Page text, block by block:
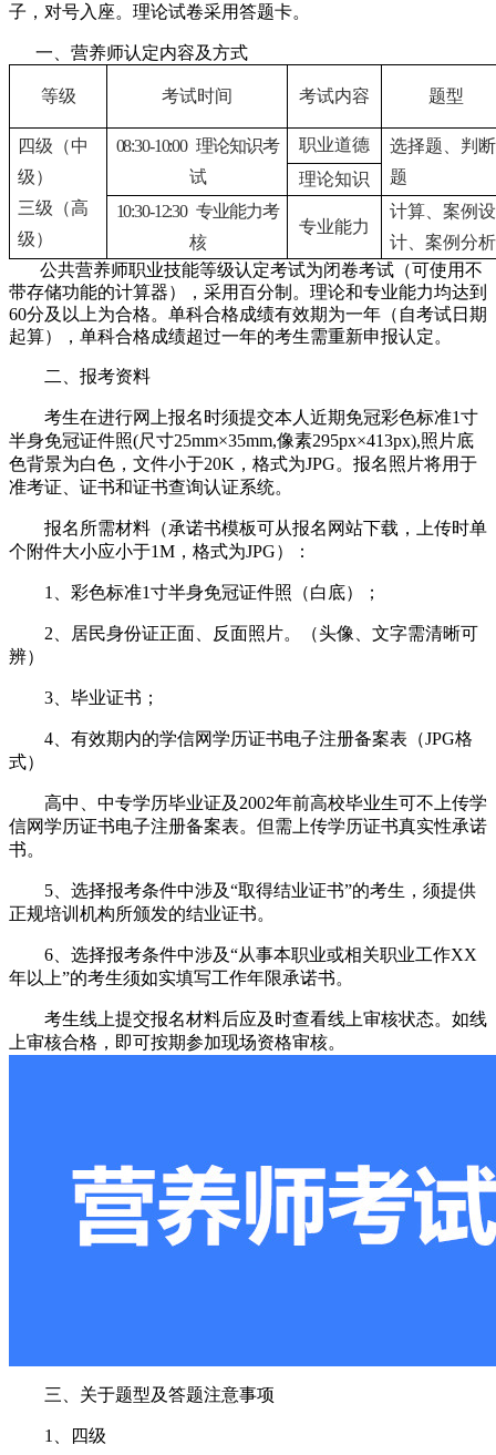
子，对号入座。理论试卷采用答题卡。
一、营养师认定内容及方式
等级 考试时间 考试内容 题型
四级（中
级）
三级（高
级）
08:30-10:00 理论知识考
试
职业道德
选择题、判断
题
理论知识
10:30-12:30 专业能力考
核
专业能力
计算、案例设
计、案例分析
公共营养师职业技能等级认定考试为闭卷考试（可使用不
带存储功能的计算器），采用百分制。理论和专业能力均达到
60分及以上为合格。单科合格成绩有效期为一年（自考试日期
起算），单科合格成绩超过一年的考生需重新申报认定。
二、报考资料
考生在进行网上报名时须提交本人近期免冠彩色标准1寸
半身免冠证件照(尺寸25mm×35mm,像素295px×413px),照片底
色背景为白色，文件小于20K，格式为JPG。报名照片将用于
准考证、证书和证书查询认证系统。
报名所需材料（承诺书模板可从报名网站下载，上传时单
个附件大小应小于1M，格式为JPG）：
1、彩色标准1寸半身免冠证件照（白底）；
2、居民身份证正面、反面照片。（头像、文字需清晰可
辨）
3、毕业证书；
4、有效期内的学信网学历证书电子注册备案表（JPG格
式）
高中、中专学历毕业证及2002年前高校毕业生可不上传学
信网学历证书电子注册备案表。但需上传学历证书真实性承诺
书。
5、选择报考条件中涉及“取得结业证书”的考生，须提供
正规培训机构所颁发的结业证书。
6、选择报考条件中涉及“从事本职业或相关职业工作XX
年以上”的考生须如实填写工作年限承诺书。
考生线上提交报名材料后应及时查看线上审核状态。如线
上审核合格，即可按期参加现场资格审核。
三、关于题型及答题注意事项
1、四级